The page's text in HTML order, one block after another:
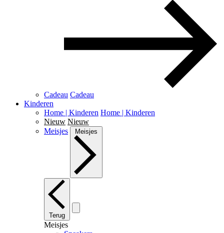
Cadeau Cadeau
Kinderen
Home | Kinderen Home | Kinderen
Nieuw Nieuw
Meisjes
Meisjes
Terug
Meisjes